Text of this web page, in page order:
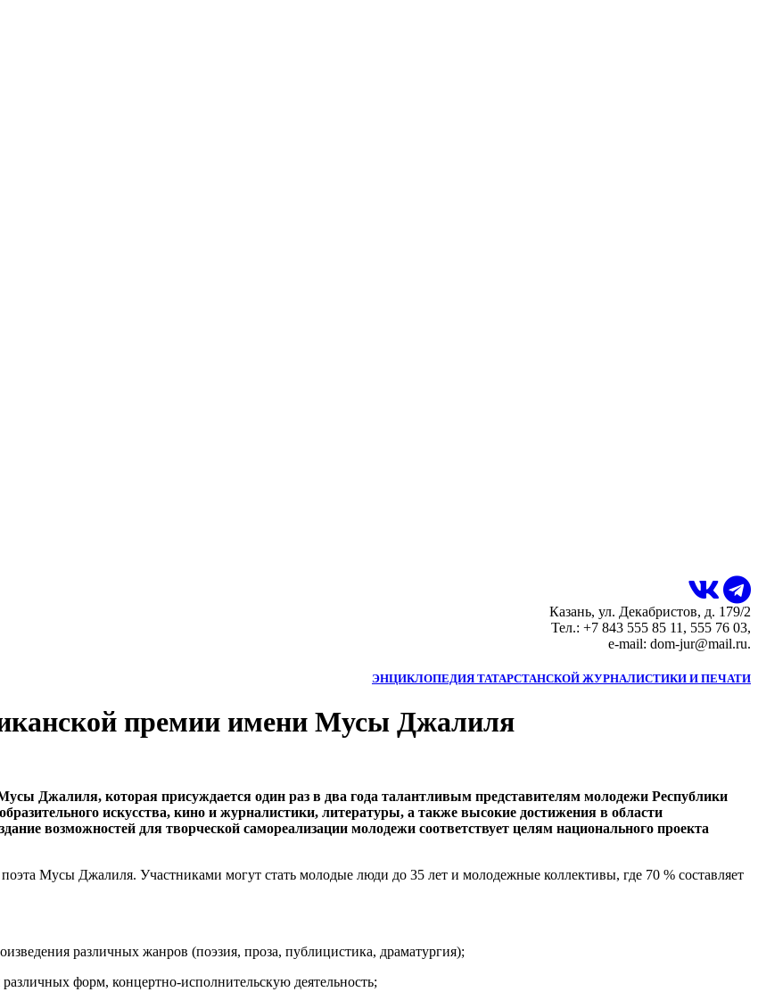
Казань, ул. Декабристов, д. 179/2
Тел.: +7 843 555 85 11, 555 76 03,
e-mail: dom-jur@mail.ru.
ЭНЦИКЛОПЕДИЯ ТАТАРСТАНСКОЙ ЖУРНАЛИСТИКИ И ПЕЧАТИ
премии имени Мусы Джалиля
Джалиля, которая присуждается один раз в два года талантливым представителям молодежи Республики
искусства, кино и журналистики, литературы, а также высокие достижения в области
возможностей для творческой самореализации молодежи соответствует целям национального проекта
Мусы Джалиля. Участниками могут стать молодые люди до 35 лет и молодежные коллективы, где 70 % составляет
различных жанров (поэзия, проза, публицистика, драматургия);
форм, концертно-исполнительскую деятельность;